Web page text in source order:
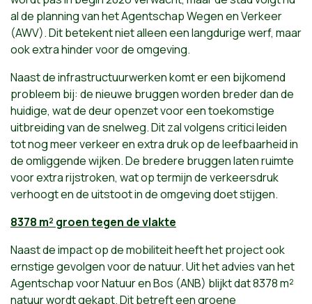
al de planning van het Agentschap Wegen en Verkeer
(AWV). Dit betekent niet alleen een langdurige werf, maar
ook extra hinder voor de omgeving.
Naast de infrastructuurwerken komt er een bijkomend
probleem bij: de nieuwe bruggen worden breder dan de
huidige, wat de deur openzet voor een toekomstige
uitbreiding van de snelweg. Dit zal volgens critici leiden
tot nog meer verkeer en extra druk op de leefbaarheid in
de omliggende wijken. De bredere bruggen laten ruimte
voor extra rijstroken, wat op termijn de verkeersdruk
verhoogt en de uitstoot in de omgeving doet stijgen.
8378 m² groen tegen de vlakte
Naast de impact op de mobiliteit heeft het project ook
ernstige gevolgen voor de natuur. Uit het advies van het
Agentschap voor Natuur en Bos (ANB) blijkt dat 8378 m²
natuur wordt gekapt. Dit betreft een groene